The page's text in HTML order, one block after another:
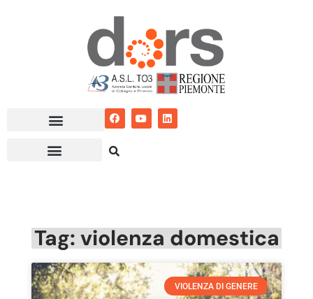
Tag: violenza domestica
VIOLENZA DI GENERE